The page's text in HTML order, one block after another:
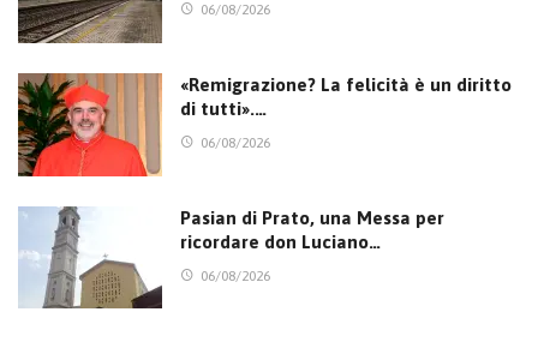
06/08/2026
«Remigrazione? La felicità è un diritto
di tutti».…
06/08/2026
Pasian di Prato, una Messa per
ricordare don Luciano…
06/08/2026